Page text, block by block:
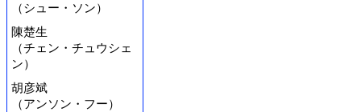
（シュー・ソン）
陳楚生
（チェン・チュウシェ
ン）
胡彦斌
（アンソン・フー）